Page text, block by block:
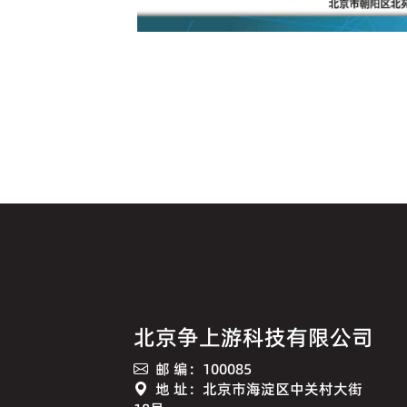
北京争上游科技有限公司
邮 编：100085
地 址：北京市海淀区中关村大街